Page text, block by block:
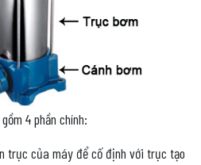
4 phần chính:
trục của máy để cố định với trục tạo